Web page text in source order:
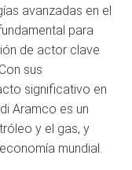
avanzadas en el
para
de actor clave
sus
significativo en
Aramco es un
y el gas, y
mundial.